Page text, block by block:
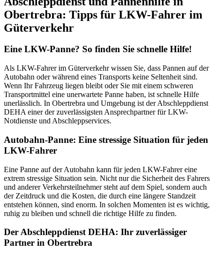
Obertrebra: Tipps für LKW-Fahrer im
Güterverkehr
Eine LKW-Panne? So finden Sie schnelle Hilfe!
Als LKW-Fahrer im Güterverkehr wissen Sie, dass Pannen auf der
Autobahn oder während eines Transports keine Seltenheit sind.
Wenn Ihr Fahrzeug liegen bleibt oder Sie mit einem schweren
Transportmittel eine unerwartete Panne haben, ist schnelle Hilfe
unerlässlich. In Obertrebra und Umgebung ist der Abschleppdienst
DEHA einer der zuverlässigsten Ansprechpartner für LKW-
Notdienste und Abschleppservices.
Autobahn-Panne: Eine stressige Situation für jeden
LKW-Fahrer
Eine Panne auf der Autobahn kann für jeden LKW-Fahrer eine
extrem stressige Situation sein. Nicht nur die Sicherheit des Fahrers
und anderer Verkehrsteilnehmer steht auf dem Spiel, sondern auch
der Zeitdruck und die Kosten, die durch eine längere Standzeit
entstehen können, sind enorm. In solchen Momenten ist es wichtig,
ruhig zu bleiben und schnell die richtige Hilfe zu finden.
Der Abschleppdienst DEHA: Ihr zuverlässiger
Partner in Obertrebra